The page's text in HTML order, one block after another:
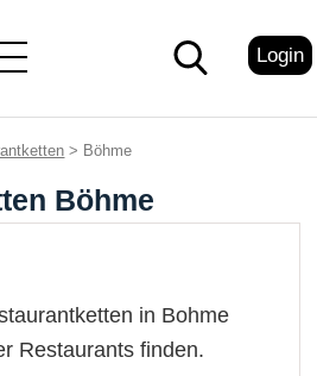
Login
> Böhme
Böhme
in Bohme
Restaurants finden.